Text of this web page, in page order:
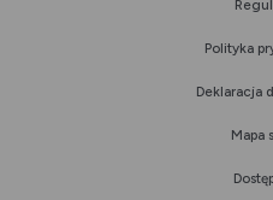
Polityka
Deklaracja
Mapa